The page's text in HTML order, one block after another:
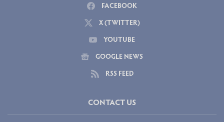
FACEBOOK
X (TWITTER)
YOUTUBE
GOOGLE NEWS
RSS FEED
CONTACT US